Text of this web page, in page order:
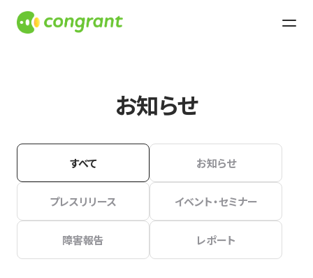
お知らせ
すべて お知らせ
プレスリリース イベント・セミナー
障害報告 レポート